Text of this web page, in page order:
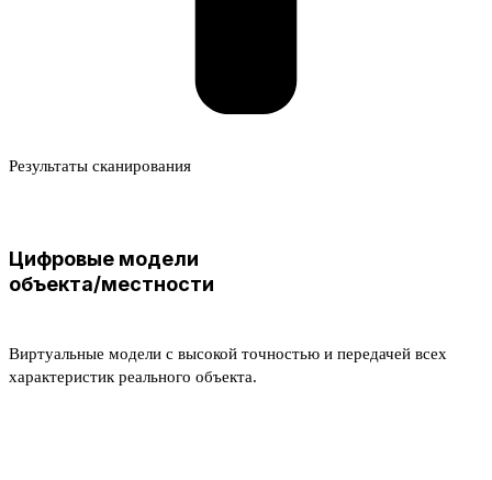
Результаты сканирования
Цифровые модели
объекта/местности
Виртуальные модели c высокой точностью и передачей всех
характеристик реального объекта.